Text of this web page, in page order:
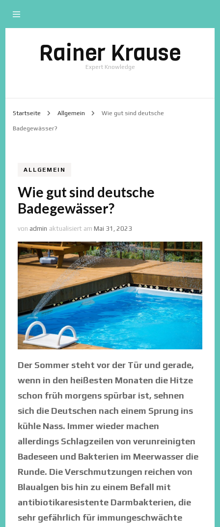
Rainer Krause
Expert Knowledge
Startseite Allgemein Wie gut sind deutsche
Badegewässer?
ALLGEMEIN
Wie gut sind deutsche
Badegewässer?
von admin aktualisiert amMai 31, 2023
Der Sommer steht vor der Tür und gerade,
wenn in den heißesten Monaten die Hitze
schon früh morgens spürbar ist, sehnen
sich die Deutschen nach einem Sprung ins
kühle Nass. Immer wieder machen
allerdings Schlagzeilen von verunreinigten
Badeseen und Bakterien im Meerwasser die
Runde. Die Verschmutzungen reichen von
Blaualgen bis hin zu einem Befall mit
antibiotikaresistente Darmbakterien, die
sehr gefährlich für immungeschwächte